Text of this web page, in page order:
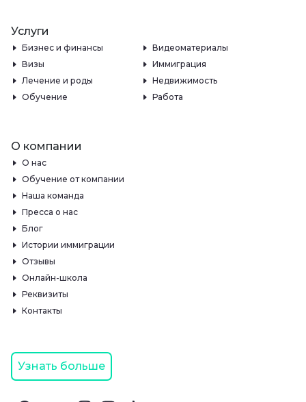
Услуги
Бизнес и финансы
Видеоматериалы
Визы
Иммиграция
Лечение и роды
Недвижимость
Обучение
Работа
О компании
О нас
Обучение от компании
Наша команда
Пресса о нас
Блог
Истории иммиграции
Отзывы
Онлайн-школа
Реквизиты
Контакты
Узнать больше